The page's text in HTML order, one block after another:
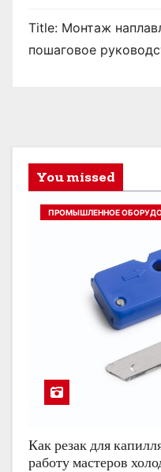
Title: Монтаж
пошаговое
You missed
ПРОМЫШЛЕННОЕ
Как резак для
работу мастеров